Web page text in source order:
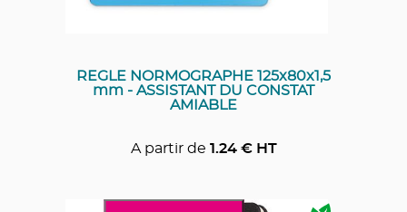
REGLE NORMOGRAPHE 125x80x1,5
mm - ASSISTANT DU CONSTAT
AMIABLE
A partir de 1.24€ HT